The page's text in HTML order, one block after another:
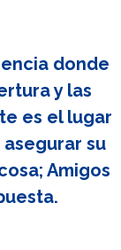
donde
y las
es el lugar
su
Amigos